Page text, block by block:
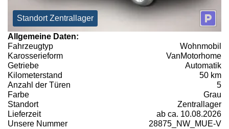
Standort Zentrallager
Allgemeine Daten:
Fahrzeugtyp
Wohnmobil
Karosserieform
VanMotorhome
Getriebe
Automatik
Kilometerstand
50 km
Anzahl der Türen
5
Farbe
Grau
Standort
Zentrallager
Lieferzeit
ab ca. 10.08.2026
Unsere Nummer
28875_NW_MUE-V